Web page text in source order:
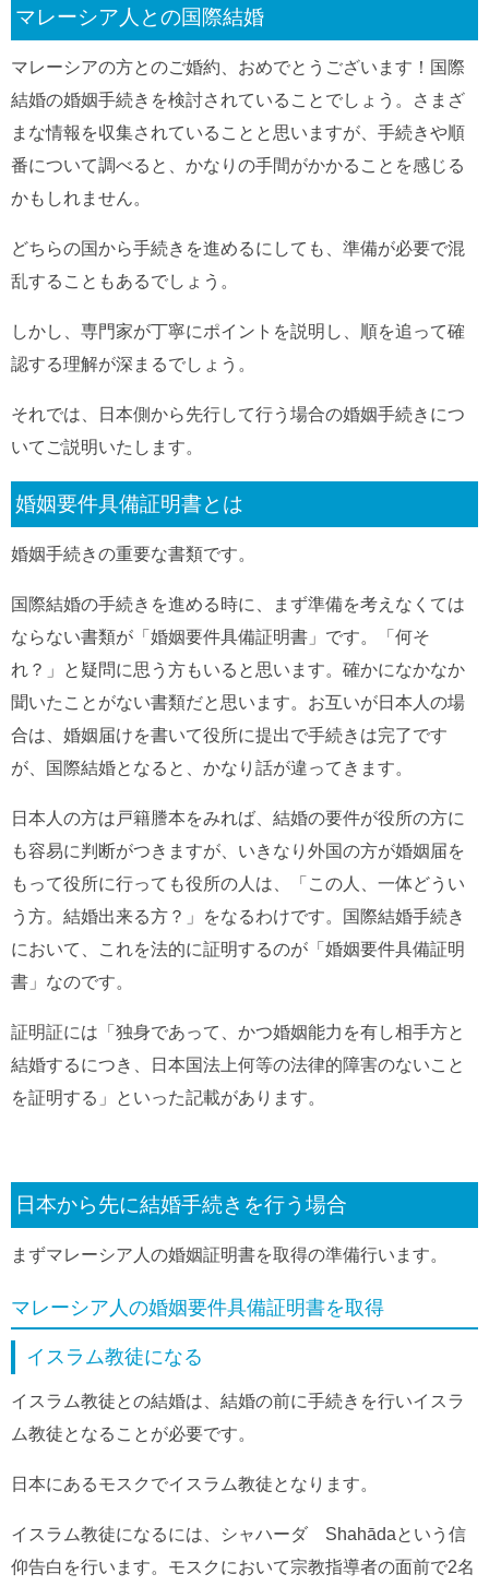
マレーシア人との国際結婚
マレーシアの方とのご婚約、おめでとうございます！国際
結婚の婚姻手続きを検討されていることでしょう。さまざ
まな情報を収集されていることと思いますが、手続きや順
番について調べると、かなりの手間がかかることを感じる
かもしれません。
どちらの国から手続きを進めるにしても、準備が必要で混
乱することもあるでしょう。
しかし、専門家が丁寧にポイントを説明し、順を追って確
認する理解が深まるでしょう。
それでは、日本側から先行して行う場合の婚姻手続きにつ
いてご説明いたします。
婚姻要件具備証明書とは
婚姻手続きの重要な書類です。
国際結婚の手続きを進める時に、まず準備を考えなくては
ならない書類が「婚姻要件具備証明書」です。「何そ
れ？」と疑問に思う方もいると思います。確かになかなか
聞いたことがない書類だと思います。お互いが日本人の場
合は、婚姻届けを書いて役所に提出で手続きは完了です
が、国際結婚となると、かなり話が違ってきます。
日本人の方は戸籍謄本をみれば、結婚の要件が役所の方に
も容易に判断がつきますが、いきなり外国の方が婚姻届を
もって役所に行っても役所の人は、「この人、一体どうい
う方。結婚出来る方？」をなるわけです。国際結婚手続き
において、これを法的に証明するのが「婚姻要件具備証明
書」なのです。
証明証には「独身であって、かつ婚姻能力を有し相手方と
結婚するにつき、日本国法上何等の法律的障害のないこと
を証明する」といった記載があります。
日本から先に結婚手続きを行う場合
まずマレーシア人の婚姻証明書を取得の準備行います。
マレーシア人の婚姻要件具備証明書を取得
イスラム教徒になる
イスラム教徒との結婚は、結婚の前に手続きを行いイスラ
ム教徒となることが必要です。
日本にあるモスクでイスラム教徒となります。
イスラム教徒になるには、シャハーダ Shahādaという信
仰告白を行います。モスクにおいて宗教指導者の面前で2名